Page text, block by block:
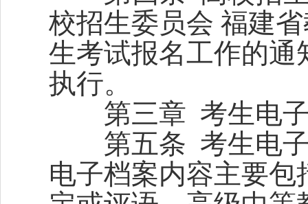
校招生委员会 福建
生考试报名工作的通
执行。
第三章 考生电子
第五条 考生电子
电子档案内容主要